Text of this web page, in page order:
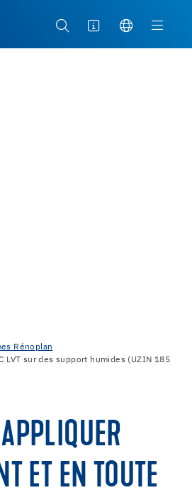
Rénoplan
LVT sur des support humides (UZIN 185
ET EN TOUTE